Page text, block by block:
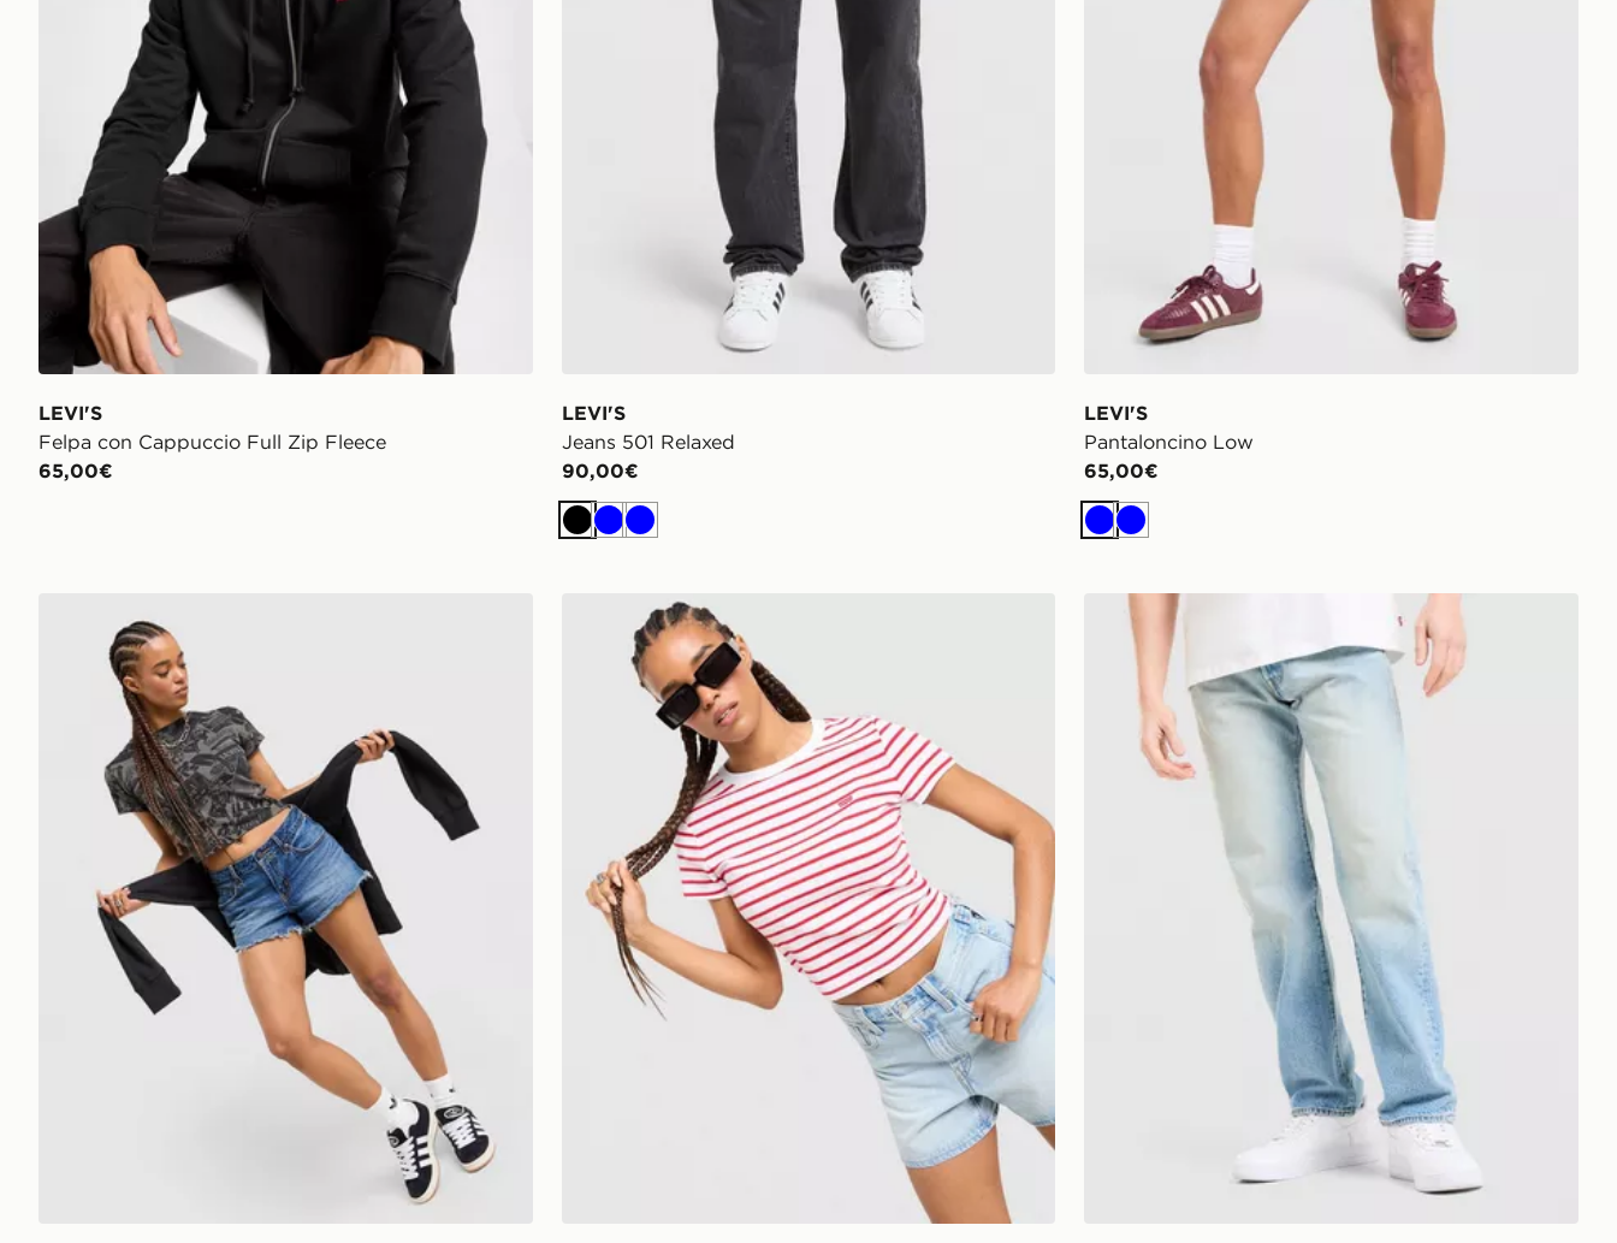
LEVI'S
Felpa con Cappuccio Full Zip Fleece
65,00€
LEVI'S
Jeans 501 Relaxed
90,00€
NeroBluBlu
LEVI'S
Pantaloncino Low
65,00€
BluBlu
LEVI'S Maglia Slim Stripe LEVI'S Jeans 501 Relaxed